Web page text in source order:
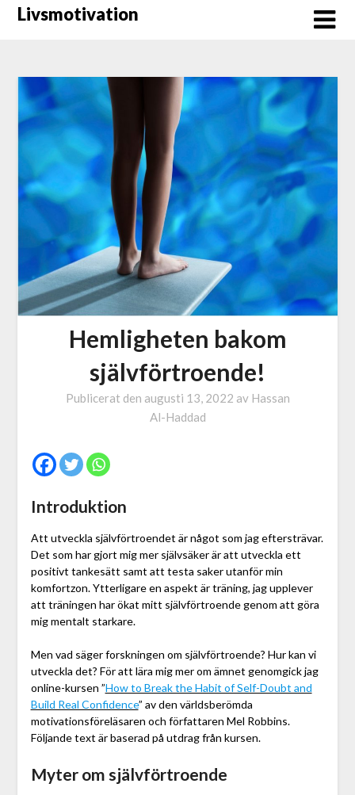
HoppaLivsmotivation
Hemligheten bakom
självförtroende!
Publicerat den augusti 13, 2022 av Hassan
Al-Haddad
Introduktion
Att utveckla självförtroendet är något som jag eftersträvar.
Det som har gjort mig mer självsäker är att utveckla ett
positivt tankesätt samt att testa saker utanför min
komfortzon. Ytterligare en aspekt är träning, jag upplever
att träningen har ökat mitt självförtroende genom att göra
mig mentalt starkare.
Men vad säger forskningen om självförtroende? Hur kan vi
utveckla det? För att lära mig mer om ämnet genomgick jag
online-kursen ”How to Break the Habit of Self-Doubt and
Build Real Confidence” av den världsberömda
motivationsföreläsaren och författaren Mel Robbins.
Följande text är baserad på utdrag från kursen.
Myter om självförtroende